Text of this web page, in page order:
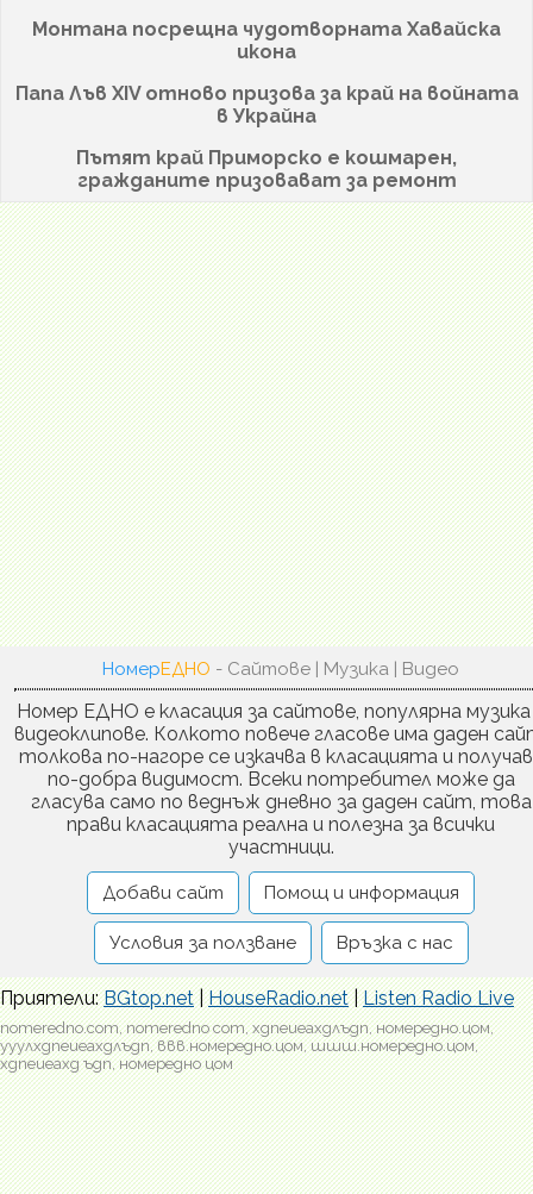
Монтана посрещна чудотворната Хавайска
икона
Папа Лъв XIV отново призова за край на войната
в Украйна
Пътят край Приморско е кошмарен,
гражданите призовават за ремонт
НомерЕДНО - Сайтове | Музика | Видео
Номер ЕДНО е класация за сайтове, популярна музика
видеоклипове. Колкото повече гласове има даден
толкова по-нагоре се изкачва в класацията и
по-добра видимост. Всеки потребител може да
гласува само по веднъж дневно за даден сайт, това
прави класацията реална и полезна за всички
участници.
Добави сайт Помощ и информация
Условия за ползване Връзка с нас
Приятели:BGtop.net|HouseRadio.net|Listen Radio Live
nomeredno.com, nomeredno com, хдпеиеахдлъдп, номередно.цом,
ууулхдпеиеахдлъдп, ввв.номередно.цом, шшш.номередно.цом,
хдпеиеахд ъдп, номередно цом